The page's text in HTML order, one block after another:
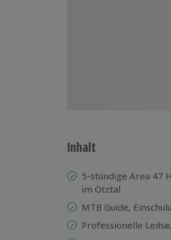
Inhalt
5-stündige Area 47
im Ötztal
MTB Guide,
Professionelle